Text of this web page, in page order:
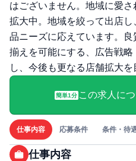
はございません。地域に愛
拡大中。地域を絞って出店
品ニーズに応えています。
揃えを可能にする、広告戦
し、今後も更なる店舗拡大を
簡単1分 この求人に
仕事内容 応募条件 条件・待
仕事内容